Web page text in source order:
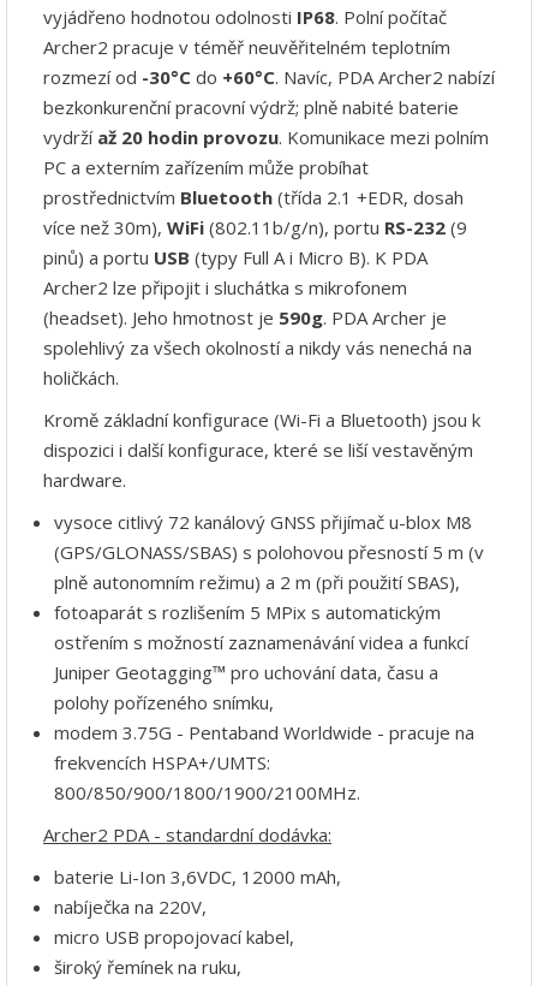
vyjádřeno hodnotou odolnosti IP68. Polní počítač
Archer2 pracuje v téměř neuvěřitelném teplotním
rozmezí od -30°C do +60°C. Navíc, PDA Archer2 nabízí
bezkonkurenční pracovní výdrž; plně nabité baterie
vydrží až 20 hodin provozu. Komunikace mezi polním
PC a externím zařízením může probíhat
prostřednictvím Bluetooth (třída 2.1 +EDR, dosah
více než 30m), WiFi (802.11b/g/n), portu RS-232 (9
pinů) a portu USB (typy Full A i Micro B). K PDA
Archer2 lze připojit i sluchátka s mikrofonem
(headset). Jeho hmotnost je 590g. PDA Archer je
spolehlivý za všech okolností a nikdy vás nenechá na
holičkách.
Kromě základní konfigurace (Wi-Fi a Bluetooth) jsou k
dispozici i další konfigurace, které se liší vestavěným
hardware.
vysoce citlivý 72 kanálový GNSS přijímač u-blox M8
(GPS/GLONASS/SBAS) s polohovou přesností 5 m (v
plně autonomním režimu) a 2 m (při použití SBAS),
fotoaparát s rozlišením 5 MPix s automatickým
ostřením s možností zaznamenávání videa a funkcí
Juniper Geotagging™ pro uchování data, času a
polohy pořízeného snímku,
modem 3.75G - Pentaband Worldwide - pracuje na
frekvencích HSPA+/UMTS:
800/850/900/1800/1900/2100MHz.
Archer2 PDA - standardní dodávka:
baterie Li-Ion 3,6VDC, 12000 mAh,
nabíječka na 220V,
micro USB propojovací kabel,
široký řemínek na ruku,